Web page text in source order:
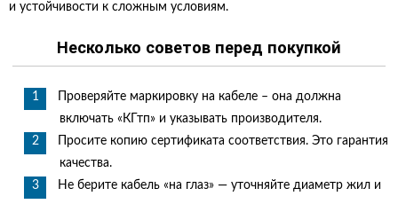
и устойчивости к сложным условиям.
Несколько советов перед покупкой
Проверяйте маркировку на кабеле – она должна
включать «КГтп» и указывать производителя.
Просите копию сертификата соответствия. Это гарантия
качества.
Не берите кабель «на глаз» — уточняйте диаметр жил и